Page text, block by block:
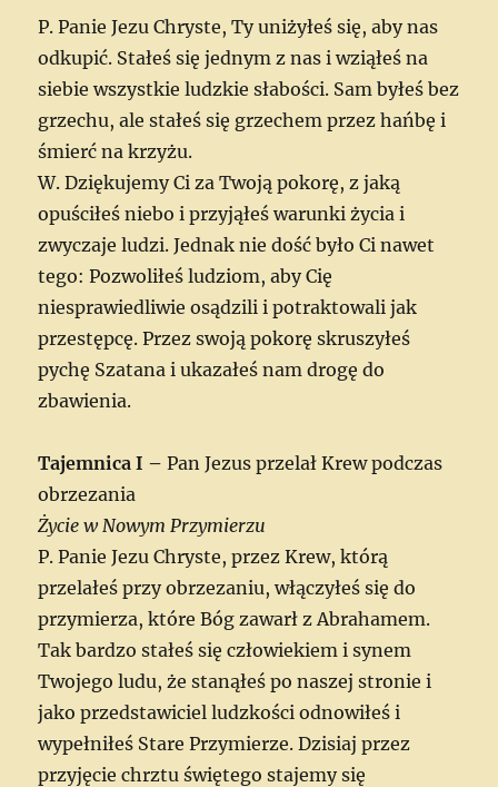
P. Panie Jezu Chryste, Ty uniżyłeś się, aby nas
odkupić. Stałeś się jednym z nas i wziąłeś na
siebie wszystkie ludzkie słabości. Sam byłeś bez
grzechu, ale stałeś się grzechem przez hańbę i
śmierć na krzyżu.
W. Dziękujemy Ci za Twoją pokorę, z jaką
opuściłeś niebo i przyjąłeś warunki życia i
zwyczaje ludzi. Jednak nie dość było Ci nawet
tego: Pozwoliłeś ludziom, aby Cię
niesprawiedliwie osądzili i potraktowali jak
przestępcę. Przez swoją pokorę skruszyłeś
pychę Szatana i ukazałeś nam drogę do
zbawienia.
Tajemnica I –Pan Jezus przelał Krew podczas
obrzezania
Życie w Nowym Przymierzu
P. Panie Jezu Chryste, przez Krew, którą
przelałeś przy obrzezaniu, włączyłeś się do
przymierza, które Bóg zawarł z Abrahamem.
Tak bardzo stałeś się człowiekiem i synem
Twojego ludu, że stanąłeś po naszej stronie i
jako przedstawiciel ludzkości odnowiłeś i
wypełniłeś Stare Przymierze. Dzisiaj przez
przyjęcie chrztu świętego stajemy się